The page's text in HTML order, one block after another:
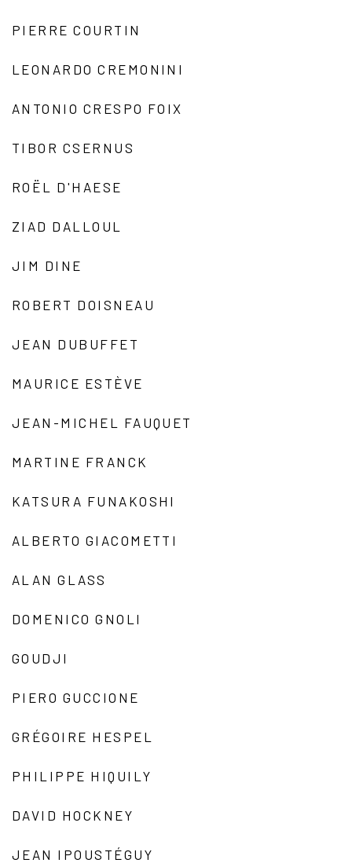
PIERRE COURTIN
LEONARDO CREMONINI
ANTONIO CRESPO FOIX
TIBOR CSERNUS
ROËL D'HAESE
ZIAD DALLOUL
JIM DINE
ROBERT DOISNEAU
JEAN DUBUFFET
MAURICE ESTÈVE
JEAN-MICHEL FAUQUET
MARTINE FRANCK
KATSURA FUNAKOSHI
ALBERTO GIACOMETTI
ALAN GLASS
DOMENICO GNOLI
GOUDJI
PIERO GUCCIONE
GRÉGOIRE HESPEL
PHILIPPE HIQUILY
DAVID HOCKNEY
JEAN IPOUSTÉGUY